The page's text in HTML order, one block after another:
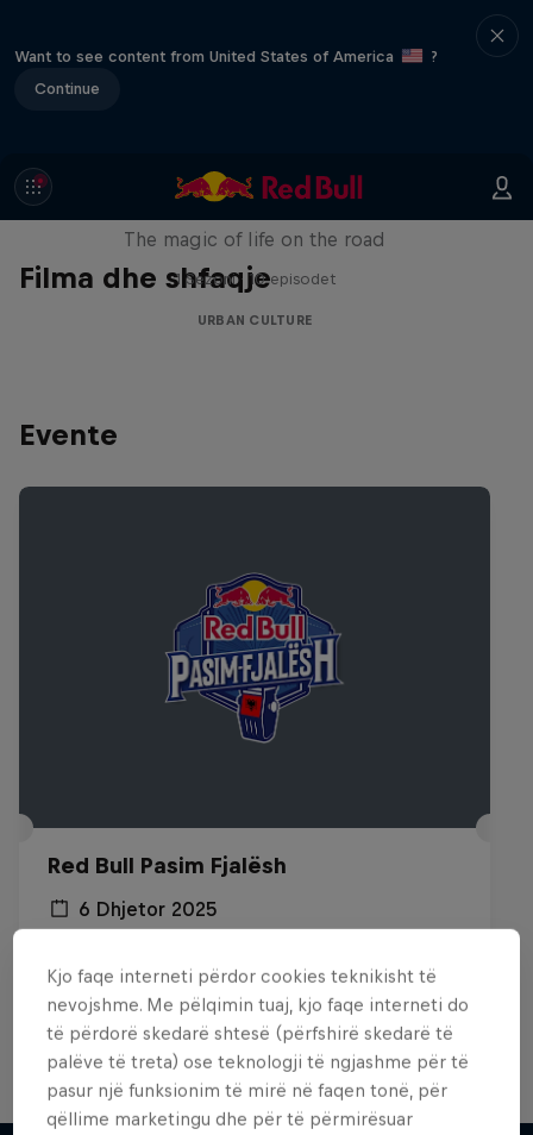
Want to see content from United States of America
?
Continue
Filma dhe shfaqje
The Road Trick
The magic of life on the road
1 Sezoni · 10 episodet
URBAN CULTURE
Evente
Red Bull Pasim Fjalësh
6 Dhjetor 2025
URBAN CULTURE
Your Street My Stage
Kjo faqe interneti përdor cookies teknikisht të
nevojshme. Me pëlqimin tuaj, kjo faqe interneti do
të përdorë skedarë shtesë (përfshirë skedarë të
palëve të treta) ose teknologji të ngjashme për të
pasur një funksionim të mirë në faqen tonë, për
qëllime marketingu dhe për të përmirësuar